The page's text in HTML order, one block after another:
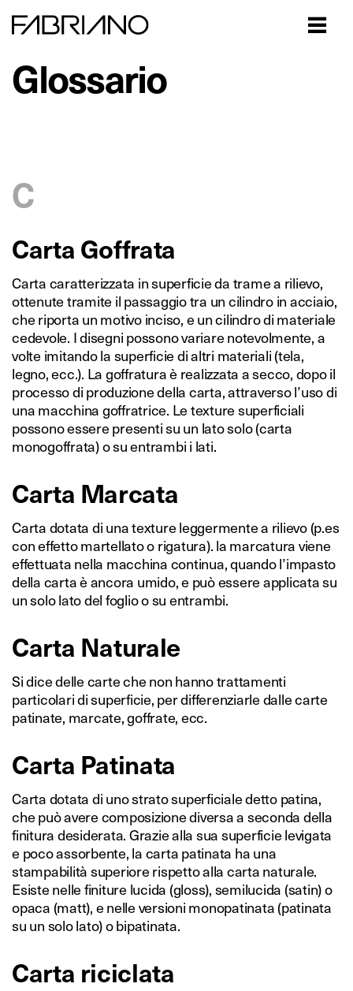
Glossario
C
Carta Goffrata
Carta caratterizzata in superficie da trame a rilievo,
ottenute tramite il passaggio tra un cilindro in acciaio,
che riporta un motivo inciso, e un cilindro di materiale
cedevole. I disegni possono variare notevolmente, a
volte imitando la superficie di altri materiali (tela,
legno, ecc.). La goffratura è realizzata a secco, dopo il
processo di produzione della carta, attraverso l’uso di
una macchina goffratrice. Le texture superficiali
possono essere presenti su un lato solo (carta
monogoffrata) o su entrambi i lati.
Carta Marcata
Carta dotata di una texture leggermente a rilievo (p.es
con effetto martellato o rigatura). la marcatura viene
effettuata nella macchina continua, quando l’impasto
della carta è ancora umido, e può essere applicata su
un solo lato del foglio o su entrambi.
Carta Naturale
Si dice delle carte che non hanno trattamenti
particolari di superficie, per differenziarle dalle carte
patinate, marcate, goffrate, ecc.
Carta Patinata
Carta dotata di uno strato superficiale detto patina,
che può avere composizione diversa a seconda della
finitura desiderata. Grazie alla sua superficie levigata
e poco assorbente, la carta patinata ha una
stampabilità superiore rispetto alla carta naturale.
Esiste nelle finiture lucida (gloss), semilucida (satin) o
opaca (matt), e nelle versioni monopatinata (patinata
su un solo lato) o bipatinata.
Carta riciclata